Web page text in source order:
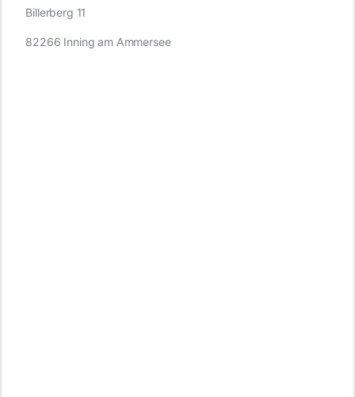
Billerberg 11
82266 Inning am Ammersee